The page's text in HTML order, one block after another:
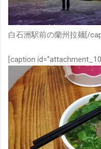
白石洲駅前の蘭州拉麺[/
[caption